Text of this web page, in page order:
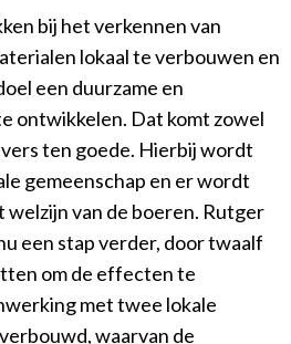
bij het verkennen van
lokaal te verbouwen en
een duurzame en
ontwikkelen. Dat komt zowel
ten goede. Hierbij wordt
gemeenschap en er wordt
van de boeren. Rutger
een stap verder, door twaalf
om de effecten te
met twee lokale
waarvan de